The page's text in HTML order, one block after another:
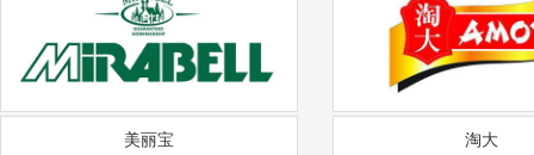
美丽宝 淘大